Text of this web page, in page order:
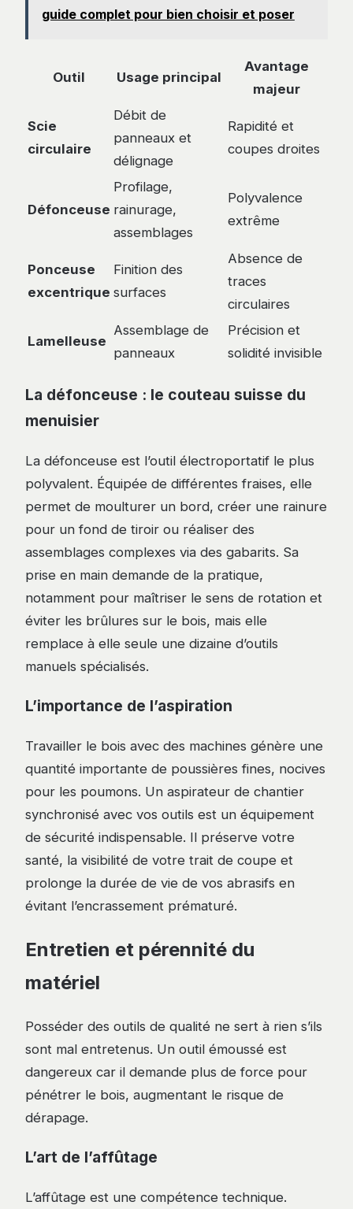
guide complet pour bien choisir et poser
Outil Usage principal
Avantage
majeur
Scie
circulaire
Débit de
panneaux et
délignage
Rapidité et
coupes droites
Défonceuse
Profilage,
rainurage,
assemblages
Polyvalence
extrême
Ponceuse
excentrique
Finition des
surfaces
Absence de
traces
circulaires
Lamelleuse
Assemblage de
panneaux
Précision et
solidité invisible
La défonceuse : le couteau suisse du
menuisier
La défonceuse est l’outil électroportatif le plus
polyvalent. Équipée de différentes fraises, elle
permet de moulturer un bord, créer une rainure
pour un fond de tiroir ou réaliser des
assemblages complexes via des gabarits. Sa
prise en main demande de la pratique,
notamment pour maîtriser le sens de rotation et
éviter les brûlures sur le bois, mais elle
remplace à elle seule une dizaine d’outils
manuels spécialisés.
L’importance de l’aspiration
Travailler le bois avec des machines génère une
quantité importante de poussières fines, nocives
pour les poumons. Un aspirateur de chantier
synchronisé avec vos outils est un équipement
de sécurité indispensable. Il préserve votre
santé, la visibilité de votre trait de coupe et
prolonge la durée de vie de vos abrasifs en
évitant l’encrassement prématuré.
Entretien et pérennité du
matériel
Posséder des outils de qualité ne sert à rien s’ils
sont mal entretenus. Un outil émoussé est
dangereux car il demande plus de force pour
pénétrer le bois, augmentant le risque de
dérapage.
L’art de l’affûtage
L’affûtage est une compétence technique.